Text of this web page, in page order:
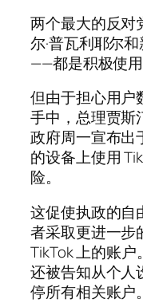
两个最大的反
尔·普瓦利耶尔
——都是积极使用
但由于担心用户
手中，总理贾斯
政府周一宣布出
的设备上使用
险。
这促使执政的自
者采取更进一步
TikTok 上的账
还被告知从个人
停所有相关账户。